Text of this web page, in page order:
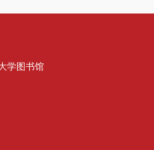
学图书馆